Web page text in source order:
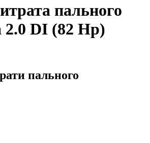
пального
2.0 DI (82 Hp)
пального